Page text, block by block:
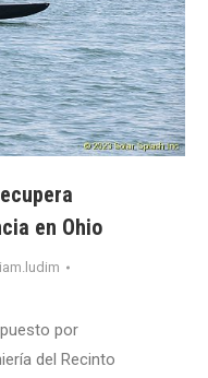
en Ohio
por
del Recinto